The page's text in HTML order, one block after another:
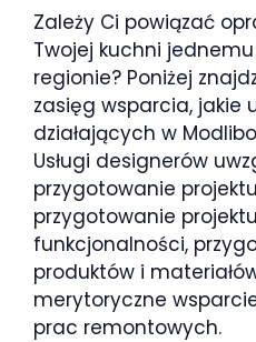
Zależy Ci powiązać
Twojej kuchni
regionie? Poniżej
zasięg wsparcia, jakie
działających w
Usługi designerów
przygotowanie
przygotowanie
funkcjonalności,
produktów i
merytoryczne
prac remontowych.